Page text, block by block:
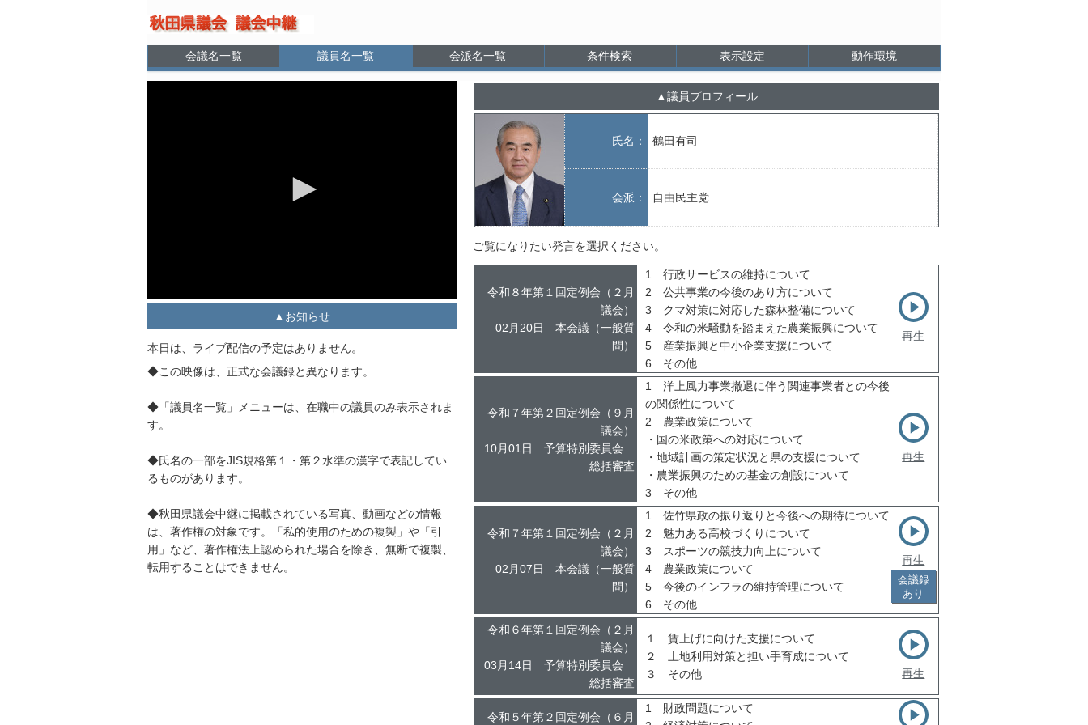
会議名一覧 議員名一覧 会派名一覧 条件検索 表示設定 動作環境
お知らせ
本日は、ライブ配信の予定はありません。
◆この映像は、正式な会議録と異なります。
◆「議員名一覧」メニューは、在職中の議員のみ表示されま
す。
◆氏名の一部をJIS規格第１・第２水準の漢字で表記してい
るものがあります。
◆秋田県議会中継に掲載されている写真、動画などの情報
は、著作権の対象です。「私的使用のための複製」や「引
用」など、著作権法上認められた場合を除き、無断で複製、
転用することはできません。
議員プロフィール
氏名： 鶴田有司
会派： 自由民主党
ご覧になりたい発言を選択ください。
令和８年第１回定例会（２月
議会）
02月20日 本会議（一般質
問）
1 行政サービスの維持について
2 公共事業の今後のあり方について
3 クマ対策に対応した森林整備について
4 令和の米騒動を踏まえた農業振興について
5 産業振興と中小企業支援について
6 その他
再生
令和７年第２回定例会（９月
議会）
10月01日 予算特別委員会
総括審査
1 洋上風力事業撤退に伴う関連事業者との今後
の関係性について
2 農業政策について
・国の米政策への対応について
・地域計画の策定状況と県の支援について
・農業振興のための基金の創設について
3 その他
再生
令和７年第１回定例会（２月
議会）
02月07日 本会議（一般質
問）
1 佐竹県政の振り返りと今後への期待について
2 魅力ある高校づくりについて
3 スポーツの競技力向上について
4 農業政策について
5 今後のインフラの維持管理について
6 その他
再生
会議録
あり
令和６年第１回定例会（２月
議会）
03月14日 予算特別委員会
総括審査
１ 賃上げに向けた支援について
２ 土地利用対策と担い手育成について
３ その他
再生
令和５年第２回定例会（６月
1 財政問題について